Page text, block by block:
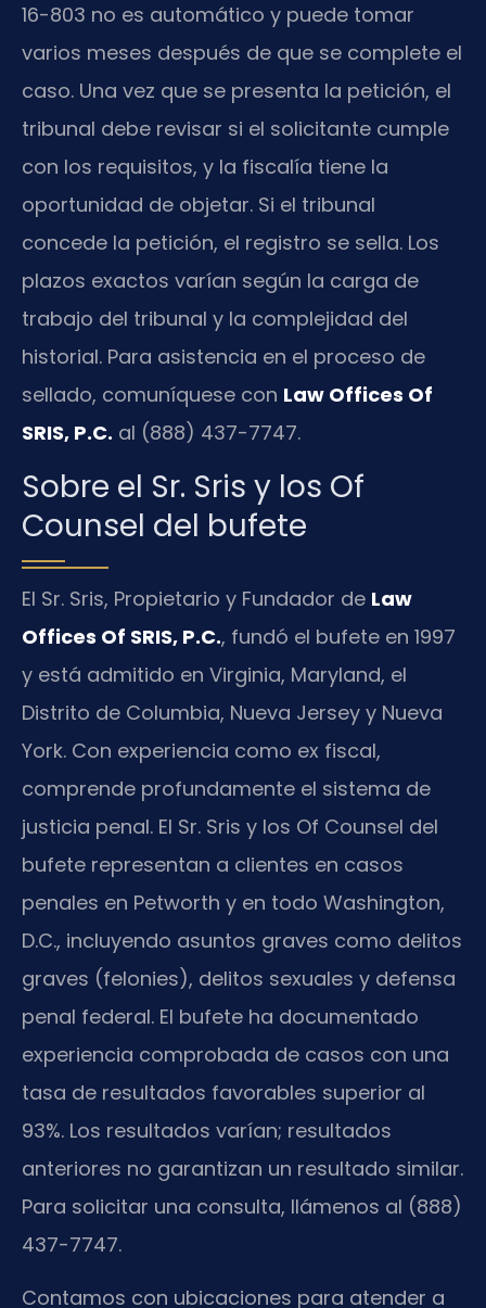
16-803 no es automático y puede tomar
varios meses después de que se complete el
caso. Una vez que se presenta la petición, el
tribunal debe revisar si el solicitante cumple
con los requisitos, y la fiscalía tiene la
oportunidad de objetar. Si el tribunal
concede la petición, el registro se sella. Los
plazos exactos varían según la carga de
trabajo del tribunal y la complejidad del
historial. Para asistencia en el proceso de
sellado, comuníquese con Law Offices Of
SRIS, P.C. al (888) 437-7747.
Sobre el Sr. Sris y los Of
Counsel del bufete
El Sr. Sris, Propietario y Fundador de Law
Offices Of SRIS, P.C., fundó el bufete en 1997
y está admitido en Virginia, Maryland, el
Distrito de Columbia, Nueva Jersey y Nueva
York. Con experiencia como ex fiscal,
comprende profundamente el sistema de
justicia penal. El Sr. Sris y los Of Counsel del
bufete representan a clientes en casos
penales en Petworth y en todo Washington,
D.C., incluyendo asuntos graves como delitos
graves (felonies), delitos sexuales y defensa
penal federal. El bufete ha documentado
experiencia comprobada de casos con una
tasa de resultados favorables superior al
93%. Los resultados varían; resultados
anteriores no garantizan un resultado similar.
Para solicitar una consulta, llámenos al (888)
437-7747.
Contamos con ubicaciones para atender a